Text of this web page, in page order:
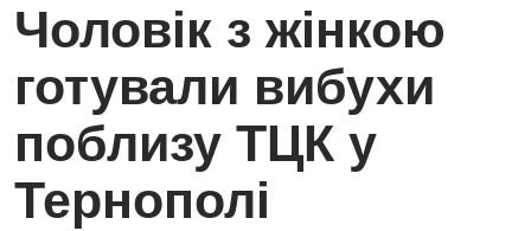
Чоловік з жінкою
готували вибухи
поблизу ТЦК у
Тернополі